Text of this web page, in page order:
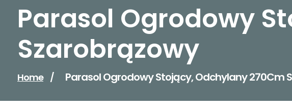
Parasol Ogrodowy
Szarobrązowy
Home / Parasol Ogrodowy Stojący, Odchylany 270Cm